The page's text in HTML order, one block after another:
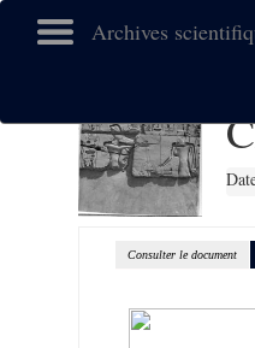
Archives
Consulter le document